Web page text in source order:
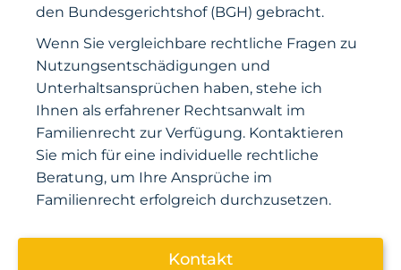
den Bundesgerichtshof (BGH) gebracht.
Wenn Sie vergleichbare rechtliche Fragen zu
Nutzungsentschädigungen und
Unterhaltsansprüchen haben, stehe ich
Ihnen als erfahrener Rechtsanwalt im
Familienrecht zur Verfügung. Kontaktieren
Sie mich für eine individuelle rechtliche
Beratung, um Ihre Ansprüche im
Familienrecht erfolgreich durchzusetzen.
Kontakt